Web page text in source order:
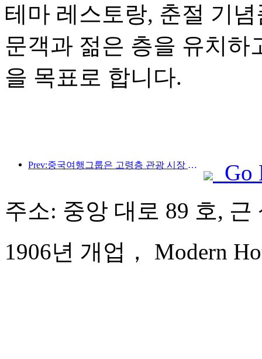
테마 레스토랑, 춘절 기
문객과 젊은 층을 유치하
을 목표로 합니다.
Prev:중국여행그룹은 고령층 관광 시장 진출을 위해 '차이나 트래블 굿 타임즈(China Travel Good Times)' 브랜드를 론칭했다.
Go
주소: 중앙 대로 89 호, 근
1906년 개업， Modern